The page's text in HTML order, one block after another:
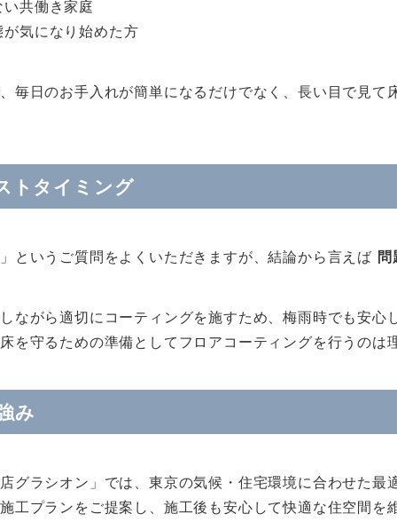
共働き家庭
気になり始めた方
毎日のお手入れが簡単になるだけでなく、長い目で見て
トタイミング
というご質問をよくいただきますが、結論から言えば 問
ながら適切にコーティングを施すため、梅雨時でも安心
を守るための準備としてフロアコーティングを行うのは
み
グラシオン」では、東京の気候・住宅環境に合わせた最
工プランをご提案し、施工後も安心して快適な住空間を